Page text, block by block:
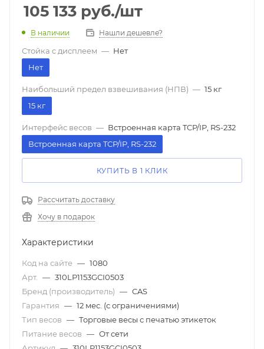
105 133 руб./шт
В наличии Нашли дешевле?
Стойка с дисплеем — Нет
Нет
Наибольший предел взвешивания (НПВ) — 15 кг
15 кг
Интерфейс весов — Встроенная карта TCP/IP, RS-232
Встроенная карта TCP/IP, RS-232
КУПИТЬ В 1 КЛИК
Рассчитать доставку
Хочу в подарок
Характеристики
Код на сайте — 1080
Арт. — 310LP1153GCI0503
Бренд (производитель) — CAS
Гарантия — 12 мес. (с ограничениями)
Тип весов — Торговые весы с печатью этикеток
Питание весов — От сети